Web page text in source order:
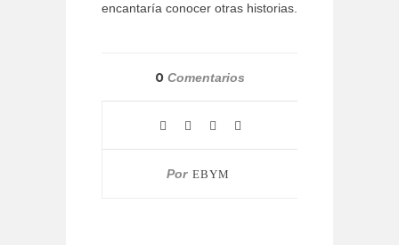
encantaría conocer otras historias.
0Comentarios
Por EBYM